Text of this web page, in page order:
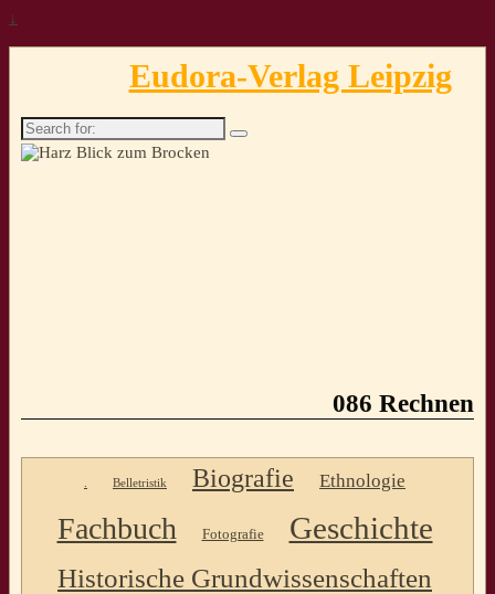
↓
Eudora-Verlag Leipzig
Search
for:
086 Rechnen
Belletristik Biografie Ethnologie
Fachbuch Fotografie Geschichte
Historische Grundwissenschaften